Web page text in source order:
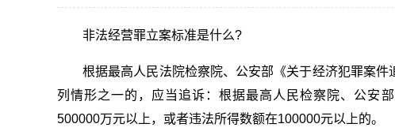
非法经营罪立案标准是什么?
根据最高人民法院检察院、公安部《关于经济犯罪案
列情形之一的，应当追诉：根据最高人民检察院、公安
500000万元以上，或者违法所得数额在100000元以上的。